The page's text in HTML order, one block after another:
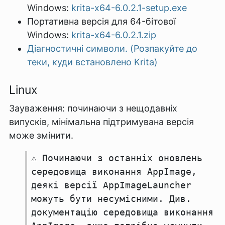
Windows: krita-x64-6.0.2.1-setup.exe
Портативна версія для 64-бітової
Windows: krita-x64-6.0.2.1.zip
Діагностичні символи. (Розпакуйте до
теки, куди встановлено Krita)
Linux
Зауваження: починаючи з нещодавніх
випусків, мінімальна підтримувана версія
може змінити.
⚠️ Починаючи з останніх оновлень
середовища виконання AppImage,
деякі версії AppImageLauncher
можуть бути несумісними. Див.
документацію середовища виконання